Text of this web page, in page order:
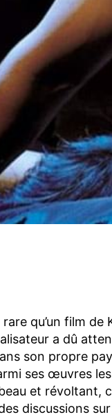
rare qu’un film
a dû
son propre
ses œuvres
et révoltant,
discussions